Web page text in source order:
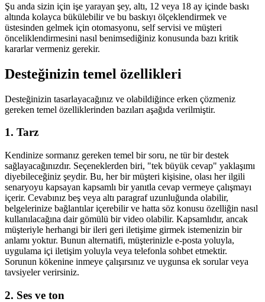
Şu anda sizin için işe yarayan şey, altı, 12 veya 18 ay içinde baskı
altında kolayca bükülebilir ve bu baskıyı ölçeklendirmek ve
üstesinden gelmek için otomasyonu, self servisi ve müşteri
önceliklendirmesini nasıl benimsediğiniz konusunda bazı kritik
kararlar vermeniz gerekir.
Desteğinizin temel özellikleri
Desteğinizin tasarlayacağınız ve olabildiğince erken çözmeniz
gereken temel özelliklerinden bazıları aşağıda verilmiştir.
1. Tarz
Kendinize sormanız gereken temel bir soru, ne tür bir destek
sağlayacağınızdır. Seçeneklerden biri, "tek büyük cevap" yaklaşımı
diyebileceğiniz şeydir. Bu, her bir müşteri kişisine, olası her ilgili
senaryoyu kapsayan kapsamlı bir yanıtla cevap vermeye çalışmayı
içerir. Cevabınız beş veya altı paragraf uzunluğunda olabilir,
belgelerinize bağlantılar içerebilir ve hatta söz konusu özelliğin nasıl
kullanılacağına dair gömülü bir video olabilir. Kapsamlıdır, ancak
müşteriyle herhangi bir ileri geri iletişime girmek istemenizin bir
anlamı yoktur. Bunun alternatifi, müşterinizle e-posta yoluyla,
uygulama içi iletişim yoluyla veya telefonla sohbet etmektir.
Sorunun kökenine inmeye çalışırsınız ve uygunsa ek sorular veya
tavsiyeler verirsiniz.
2. Ses ve ton